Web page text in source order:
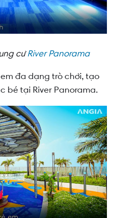
cưRiver Panorama
đa dạng trò chơi, tạo
bé tại River Panorama.